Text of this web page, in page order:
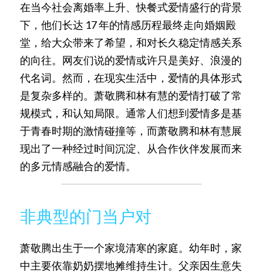
在当今社会离婚率上升、快餐式爱情盛行的背景
下，他们长达 17 年的情感历程最终走向婚姻殿
堂，给大众带来了希望，和对长久稳定情感关系
的向往。网友们说的爱情或许只是美好、浪漫的
代名词。然而，在现实生活中，爱情的具体形式
是复杂多样的。萧敬腾和林有慧的爱情打破了常
规模式，和认知局限。通常人们想到爱情多是基
于青春时期的激情碰撞等，而萧敬腾和林有慧展
现出了一种经过时间沉淀、从合作伙伴发展而来
的多元情感融合的爱情。
非典型的门当户对
萧敬腾出生于一个家境清寒的家庭。幼年时，家
中主要依靠奶奶摆地摊维持生计。父亲因生意失